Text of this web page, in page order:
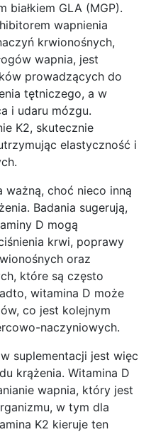
białkiem GLA (MGP).
wapnienia
krwionośnych,
wapnia, jest
prowadzących do
tętniczego, a w
i udaru mózgu.
K2, skutecznie
elastyczność i
choć nieco inną
Badania sugerują,
D mogą
krwi, poprawy
oraz
które są często
witamina D może
co jest kolejnym
naczyniowych.
suplementacji jest więc
krążenia. Witamina D
wapnia, który jest
w tym dla
K2 kieruje ten